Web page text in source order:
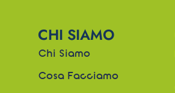
CHI SIAMO
Chi Siamo
Cosa Facciamo